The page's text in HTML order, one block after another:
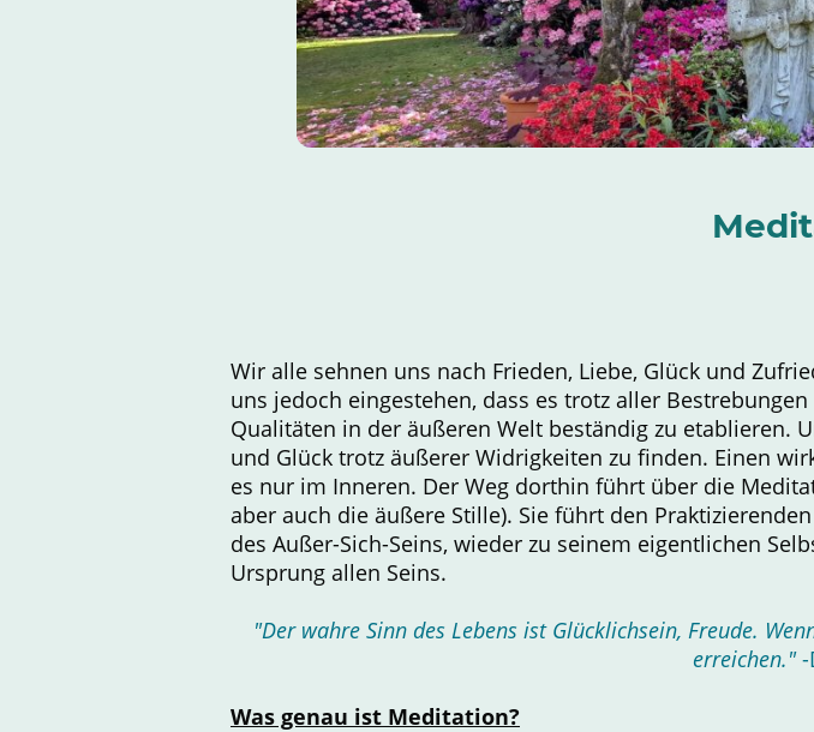
Wir alle sehnen uns nach Frieden, Liebe, Glück und
uns jedoch eingestehen, dass es trotz aller
Qualitäten in der äußeren Welt beständig zu etablieren.
und Glück trotz äußerer Widrigkeiten zu finden. Einen
es nur im Inneren. Der Weg dorthin führt über die
aber auch die äußere Stille). Sie führt den
des Außer-Sich-Seins, wieder zu seinem eigentlichen
Ursprung allen Seins.
"Der wahre Sinn des Lebens ist Glücklichsein, Freude.
erreichen."-
Was genau ist Meditation?